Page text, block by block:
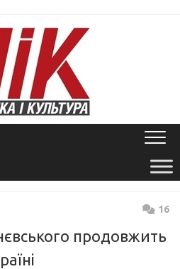
16
продовжить